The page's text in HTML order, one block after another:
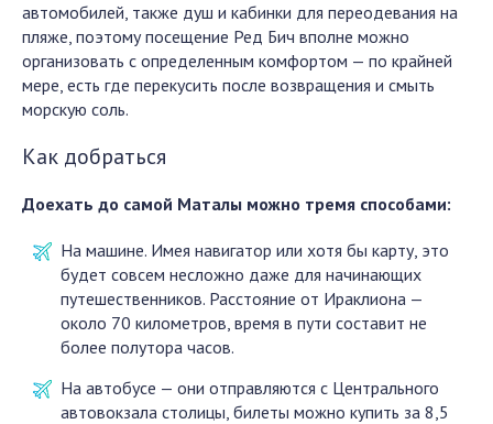
автомобилей, также душ и кабинки для переодевания на
пляже, поэтому посещение Ред Бич вполне можно
организовать с определенным комфортом — по крайней
мере, есть где перекусить после возвращения и смыть
морскую соль.
Как добраться
Доехать до самой Маталы можно тремя способами:
На машине. Имея навигатор или хотя бы карту, это
будет совсем несложно даже для начинающих
путешественников. Расстояние от Ираклиона —
около 70 километров, время в пути составит не
более полутора часов.
На автобусе — они отправляются с Центрального
автовокзала столицы, билеты можно купить за 8,5